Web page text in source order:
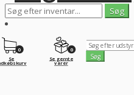
0
Se gemte
varer
0
Se